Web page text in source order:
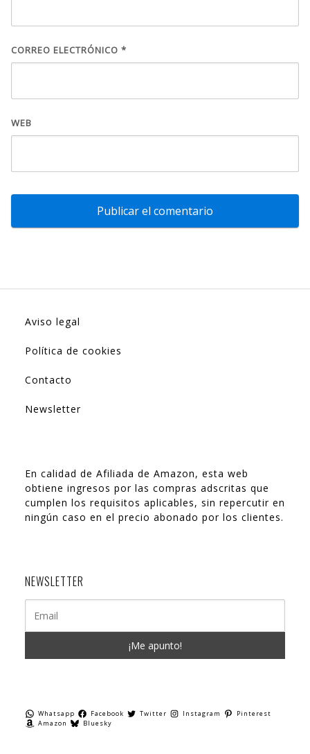
CORREO ELECTRÓNICO *
WEB
Aviso legal
Política de cookies
Contacto
Newsletter
En calidad de Afiliada de Amazon, esta web
obtiene ingresos por las compras adscritas que
cumplen los requisitos aplicables, sin repercutir en
ningún caso en el precio abonado por los clientes.
NEWSLETTER
Whatsapp Facebook Twitter Instagram
Pinterest
Amazon
Bluesky